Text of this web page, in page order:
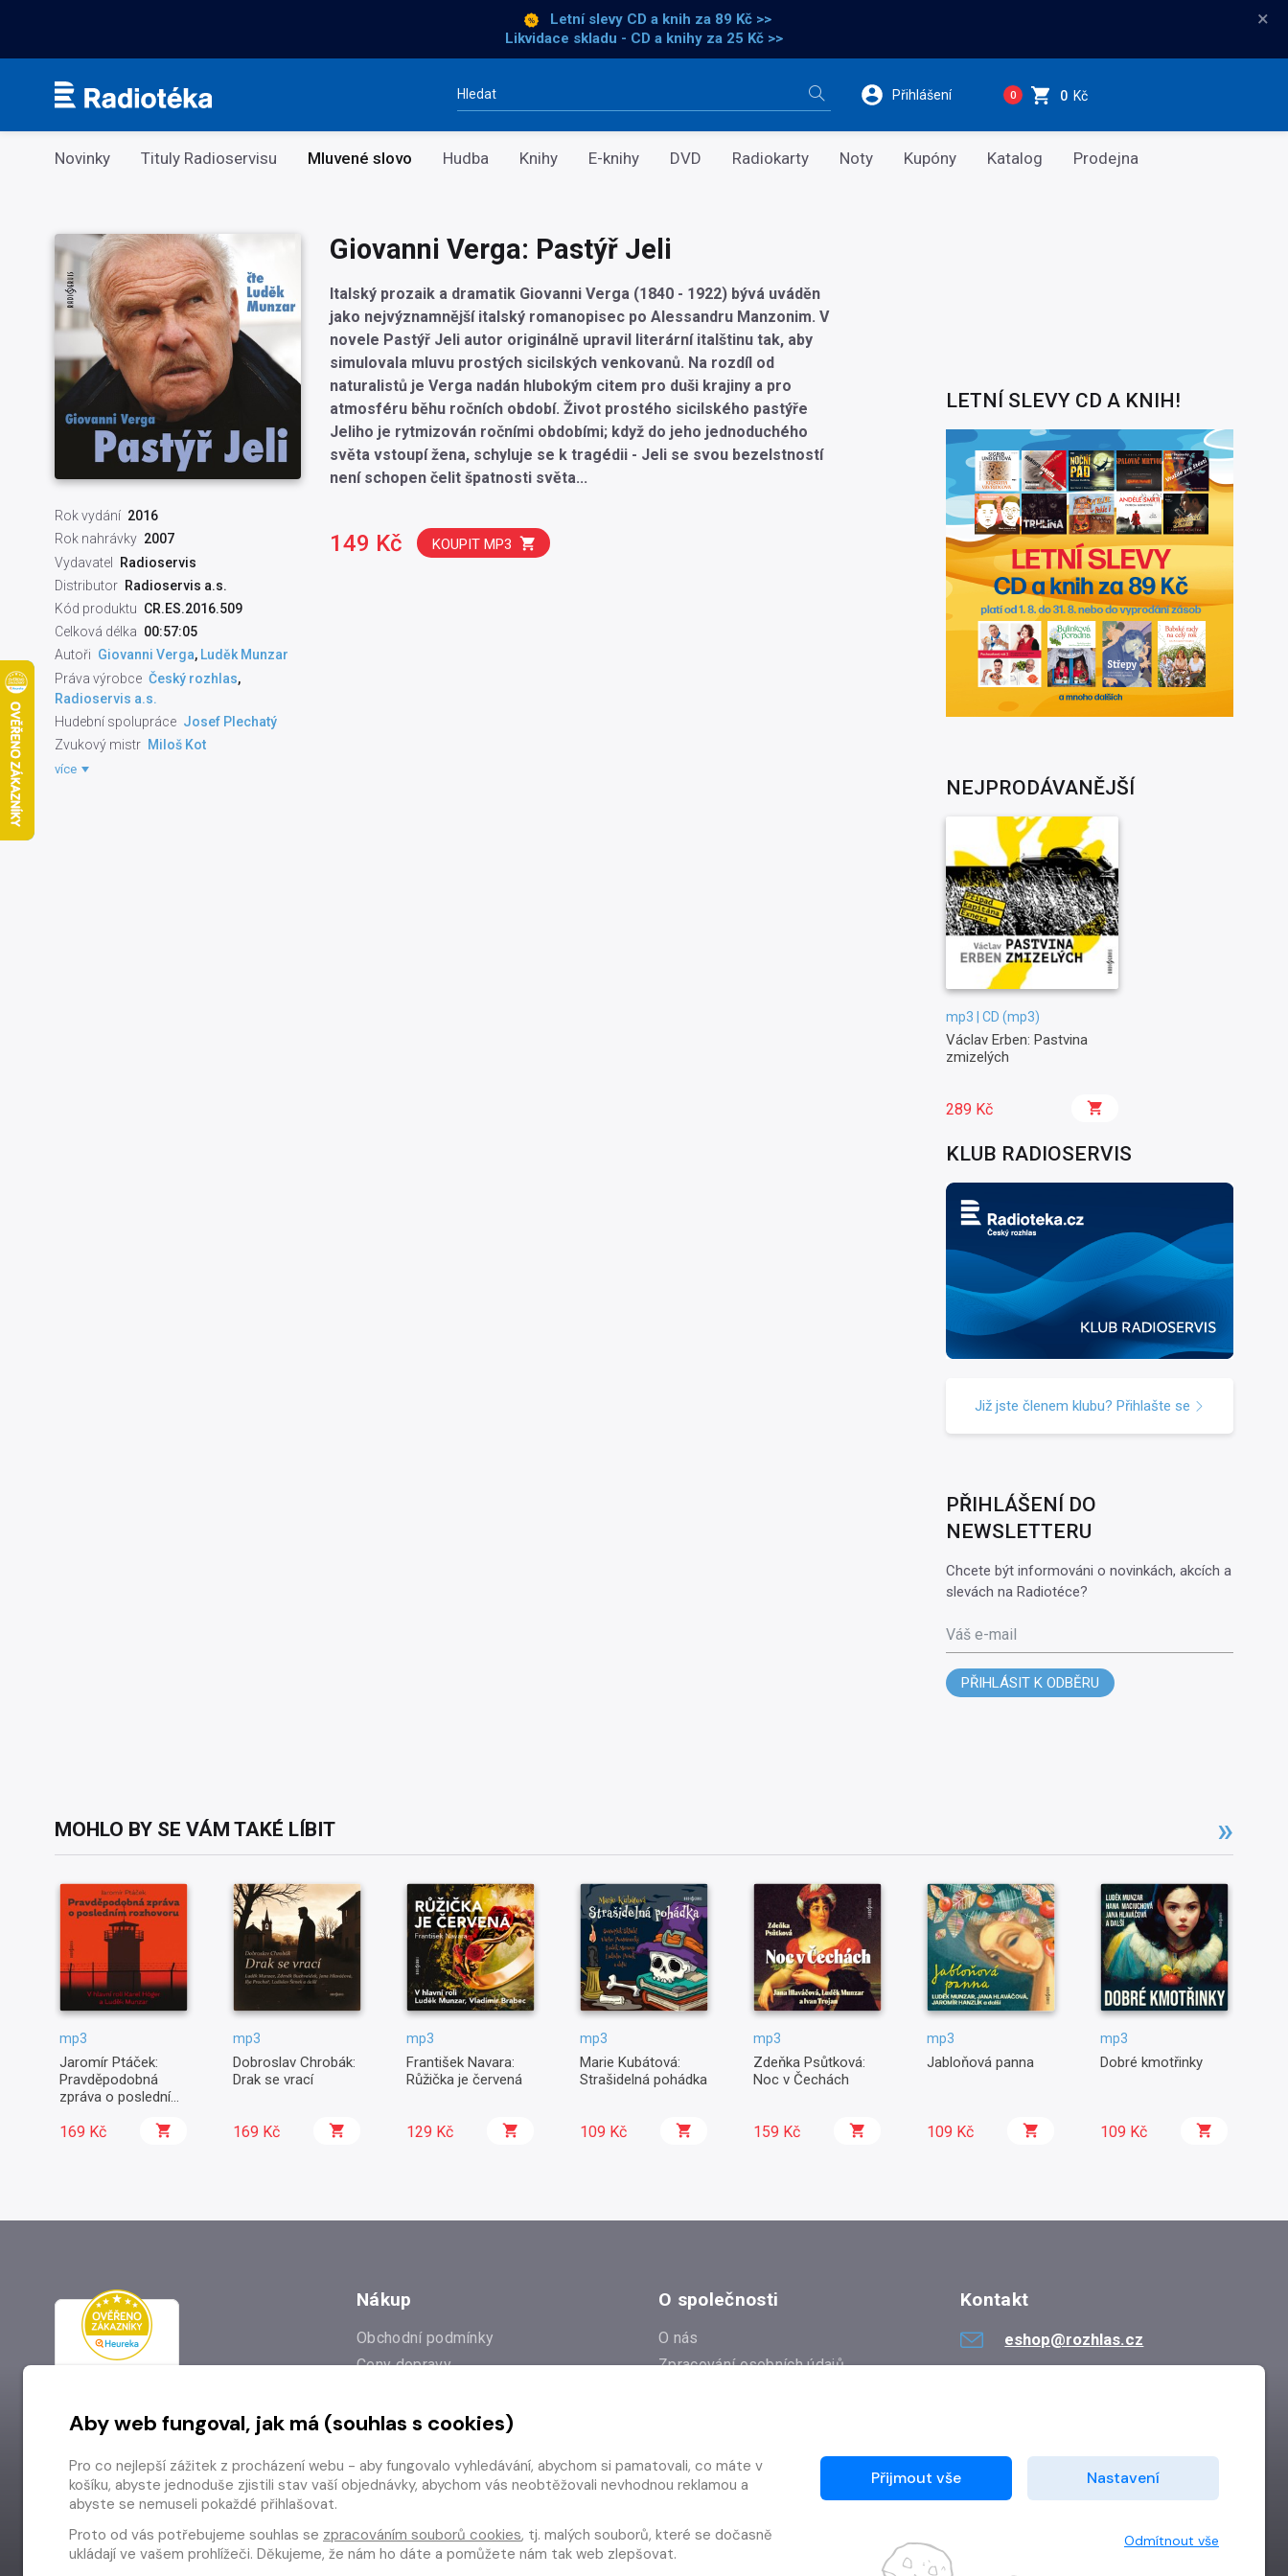
Letní slevy CD a knih za 89 Kč >>
Likvidace skladu - CD a knihy za 25 Kč >>
×
Vyhledávání Přihlášení 0 0 Kč
Kategorie
Novinky Tituly Radioservisu Mluvené slovo Hudba Knihy E-knihy DVD Radiokarty Noty Kupóny Katalog Prodejna
Rok vydání 2016
Rok nahrávky 2007
Vydavatel
Radioservis
Distributor Radioservis a.s.
Kód produktu CR.ES.2016.509
Celková délka 00:57:05
Autoři Giovanni Verga, Luděk Munzar
Práva výrobce Český rozhlas,
Radioservis a.s.
Hudební spolupráce Josef Plechatý
Zvukový mistr Miloš Kot
Natáčecí technik
více
Giovanni Verga: Pastýř Jeli
Italský prozaik a dramatik Giovanni Verga (1840 - 1922) bývá uváděn
jako nejvýznamnější italský romanopisec po Alessandru Manzonim. V
novele Pastýř Jeli autor originálně upravil literární italštinu tak, aby
simulovala mluvu prostých sicilských venkovanů. Na rozdíl od
naturalistů je Verga nadán hlubokým citem pro duši krajiny a pro
atmosféru běhu ročních období. Život prostého sicilského pastýře
Jeliho je rytmizován ročními obdobími; když do jeho jednoduchého
světa vstoupí žena, schyluje se k tragédii - Jeli se svou bezelstností
není schopen čelit špatnosti světa...
149 Kč KOUPIT MP3
LETNÍ SLEVY CD A KNIH!
NEJPRODÁVANĚJŠÍ
mp3 | CD (mp3)
Václav Erben: Pastvina
zmizelých
289 Kč
KLUB RADIOSERVIS
Již jste členem klubu? Přihlašte se
PŘIHLÁŠENÍ DO
NEWSLETTERU
Chcete být informováni o novinkách, akcích a
slevách na Radiotéce?
Váš e-mail
PŘIHLÁSIT K ODBĚRU
MOHLO BY SE VÁM TAKÉ LÍBIT
mp3
Jaromír Ptáček:
Pravděpodobná
zpráva o posledním
169 Kč
mp3
Dobroslav Chrobák:
Drak se vrací
169 Kč
mp3
František Navara:
Růžička je červená
129 Kč
mp3
Marie Kubátová:
Strašidelná pohádka
109 Kč
mp3
Zdeňka Psůtková:
Noc v Čechách
159 Kč
mp3
Jabloňová panna
109 Kč
mp3
Dobré kmotřinky
109 Kč
Nákup
Obchodní podmínky
Ceny dopravy
Prodejna
Odstoupení od smlouvy
O společnosti
O nás
Zpracování osobních údajů
Kontakt
eshop@rozhlas.cz
Aby web fungoval, jak má (souhlas s cookies)
Pro co nejlepší zážitek z procházení webu - aby fungovalo vyhledávání, abychom si pamatovali, co máte v
košíku, abyste jednoduše zjistili stav vaší objednávky, abychom vás neobtěžovali nevhodnou reklamou a
abyste se nemuseli pokaždé přihlašovat.
Proto od vás potřebujeme souhlas se zpracováním souborů cookies, tj. malých souborů, které se dočasně
ukládají ve vašem prohlížeči. Děkujeme, že nám ho dáte a pomůžete nám tak web zlepšovat.
Přijmout vše Nastavení
Odmítnout vše